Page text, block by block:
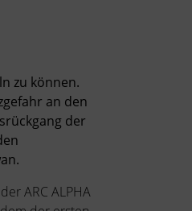
zu können.
an den
der
ARC ALPHA